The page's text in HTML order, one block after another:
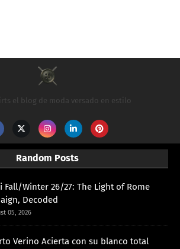
el blog de moda versado en estilo
Random Posts
Fall/Winter 26/27: The Light of Rome
Decoded
05, 2026
Verino Acierta con su blanco total